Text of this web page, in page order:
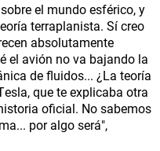
el mundo esférico, y
terraplanista. Sí creo
absolutamente
el avión no va bajando la
de fluidos... ¿La teoría
que te explicaba otra
oficial. No sabemos
por algo será",